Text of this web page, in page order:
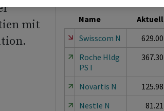
mit
Name Aktuell
Swisscom N
629.00
Roche Hldg
PS I
367.30
Novartis N 125.98
Nestle N
81.21